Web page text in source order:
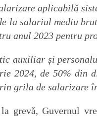
aplicabilă
la salariul mediu
anul 2023 pentru
auxiliar și
2024, de 50% din
grila de salarizare
grevă, Guvernul